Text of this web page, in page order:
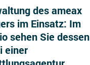
des ameax
im Einsatz: Im
sehen Sie dessen
einer